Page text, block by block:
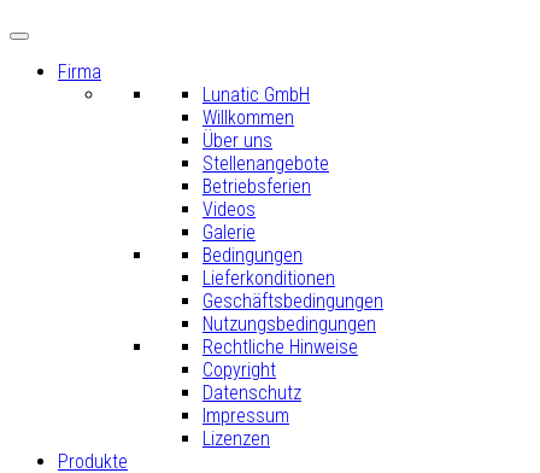
Firma
Lunatic GmbH
Willkommen
Über uns
Stellenangebote
Betriebsferien
Videos
Galerie
Bedingungen
Lieferkonditionen
Geschäftsbedingungen
Nutzungsbedingungen
Rechtliche Hinweise
Copyright
Datenschutz
Impressum
Lizenzen
Produkte